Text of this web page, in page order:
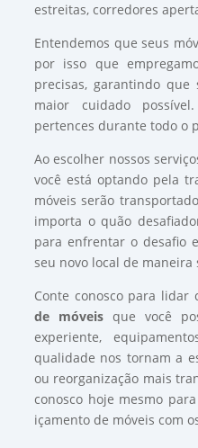
estreitas, corredores
Entendemos que seus
por isso que
precisas, garantindo que
maior cuidado
pertences durante todo o
Ao escolher nossos
você está optando pela
móveis serão
importa o quão
para enfrentar o desafio
seu novo local de maneira
Conte conosco para lidar
de móveis que você
experiente,
qualidade nos tornam a
ou reorganização mais
conosco hoje mesmo
içamento de móveis com